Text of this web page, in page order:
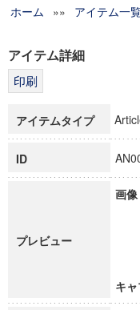
グローバルリサ
科学研究費補助
博士課程教育リ
ホーム »» アイテム一
アイテム詳細
アイテムタイプ
ID
プレビュー
画像
キ